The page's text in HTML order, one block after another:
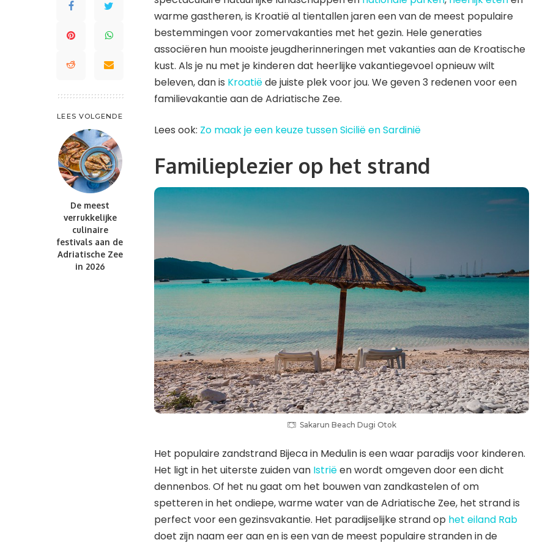
Saint Lucia
Saint-Barthélemy
St. Maarten en St. Martin
St. Maarten en St. Martin
Turks- en Caicoseilanden
LEES VOLGENDE
De meest
verrukkelijke
culinaire
festivals aan de
Adriatische Zee
in 2026
warme gastheren, is Kroatië al tientallen jaren een van de meest populaire
bestemmingen voor zomervakanties met het gezin. Hele generaties
associëren hun mooiste jeugdherinneringen met vakanties aan de Kroatische
kust. Als je nu met je kinderen dat heerlijke vakantiegevoel opnieuw wilt
beleven, dan is Kroatiëde juiste plek voor jou. We geven 3 redenen voor een
familievakantie aan de Adriatische Zee.
Lees ook: Zo maak je een keuze tussen Sicilië en Sardinië
Familieplezier op het strand
Sakarun Beach Dugi Otok
Het populaire zandstrand Bijeca in Medulin is een waar paradijs voor kinderen.
Het ligt in het uiterste zuiden van Istriëen wordt omgeven door een dicht
dennenbos. Of het nu gaat om het bouwen van zandkastelen of om
spetteren in het ondiepe, warme water van de Adriatische Zee, het strand is
perfect voor een gezinsvakantie. Het paradijselijke strand op het eiland Rab
doet zijn naam eer aan en is een van de meest populaire stranden in de